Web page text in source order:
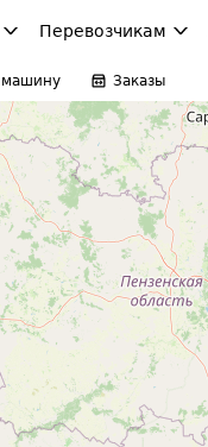
Перевозчикам
машину Заказы